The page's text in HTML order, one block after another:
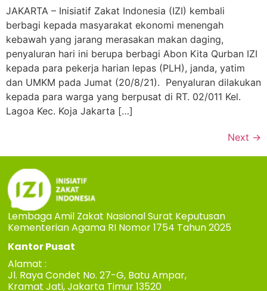
JAKARTA – Inisiatif Zakat Indonesia (IZI) kembali
berbagi kepada masyarakat ekonomi menengah
kebawah yang jarang merasakan makan daging,
penyaluran hari ini berupa berbagi Abon Kita Qurban IZI
kepada para pekerja harian lepas (PLH), janda, yatim
dan UMKM pada Jumat (20/8/21). Penyaluran dilakukan
kepada para warga yang berpusat di RT. 02/011 Kel.
Lagoa Kec. Koja Jakarta […]
Next →
Lembaga Amil Zakat Nasional Surat Keputusan
Kementerian Agama RI Nomor 1754 Tahun 2025
Kantor Pusat
Alamat :
Jl. Raya Condet No. 27-G, Batu Ampar,
Kramat Jati, Jakarta Timur 13520